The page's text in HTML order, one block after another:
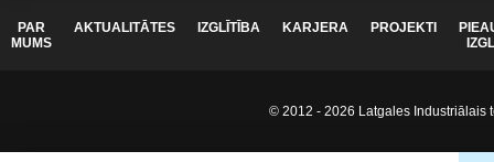
PAR
MUMS
AKTUALITĀTES IZGLĪTĪBA KARJERA PROJEKTI
© 2012 - 2026 Latgales Industriālais